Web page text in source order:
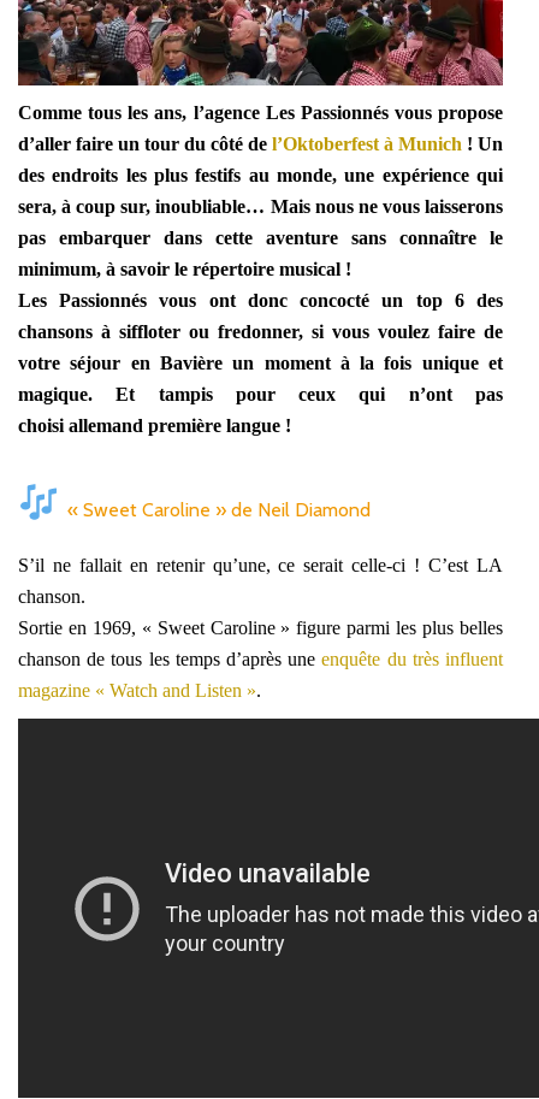
Comme tous les ans, l’agence Les Passionnés vous propose
d’aller faire un tour du côté de l’Oktoberfest à Munich ! Un
des endroits les plus festifs au monde, une expérience qui
sera, à coup sur, inoubliable… Mais nous ne vous laisserons
pas embarquer dans cette aventure sans connaître le
minimum, à savoir le répertoire musical !
Les Passionnés vous ont donc concocté un top 6 des
chansons à siffloter ou fredonner, si vous voulez faire de
votre séjour en Bavière un moment à la fois unique et
magique. Et tampis pour ceux qui n’ont pas
choisi allemand première langue !
« Sweet Caroline » de Neil Diamond
S’il ne fallait en retenir qu’une, ce serait celle-ci ! C’est LA
chanson.
Sortie en 1969, « Sweet Caroline » figure parmi les plus belles
chanson de tous les temps d’après uneenquête du très influent
magazine « Watch and Listen ».